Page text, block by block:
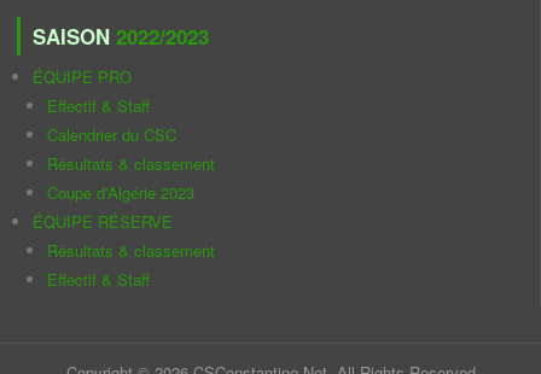
SAISON 2022/2023
ÉQUIPE PRO
Effectif & Staff
Calendrier du CSC
Résultats & classement
Coupe d'Algérie 2023
ÉQUIPE RÉSERVE
Résultats & classement
Effectif & Staff